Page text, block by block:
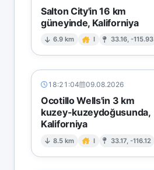
Salton City'in 16 km
güneyinde, Kaliforniya
6.9 km I 33.16, -115.93
18:21:04 09.08.2026
Ocotillo Wells'in 3 km
kuzey-kuzeydoğusunda,
Kaliforniya
8.5 km I 33.17, -116.12